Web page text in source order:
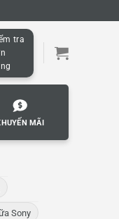
tra
MÃI
Sony